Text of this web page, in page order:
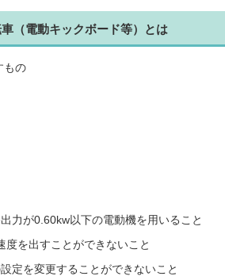
（電動キックボード等）とは
もの
力が0.60kw以下の電動機を用いること
度を出すことができないこと
定を変更することができないこと